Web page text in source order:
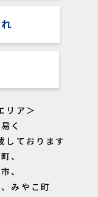
み参加費１
。今回は、
いてお話し
は、当事務
築を目指し
リア＞
く
しております
、
、
みやこ町